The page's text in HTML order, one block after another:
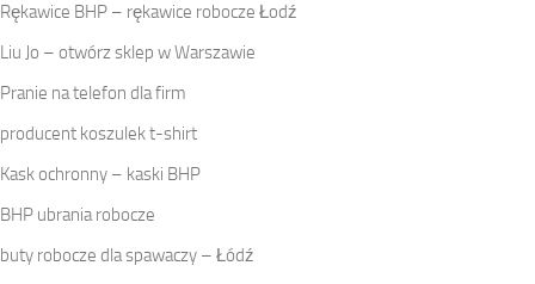
Rękawice BHP – rękawice robocze Łodź
Liu Jo – otwórz sklep w Warszawie
Pranie na telefon dla firm
producent koszulek t-shirt
Kask ochronny – kaski BHP
BHP ubrania robocze
buty robocze dla spawaczy – Łódź